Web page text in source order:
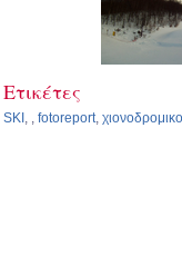
Ετικέτες
SKI , , fotoreport, χιονοδρομικο